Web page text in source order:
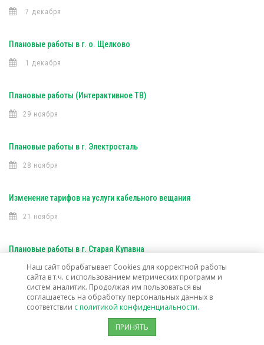
7 декабря
Плановые работы в г. о. Щелково
1 декабря
Плановые работы (Интерактивное ТВ)
29 ноября
Плановые работы в г. Электросталь
28 ноября
Изменение тарифов на услуги кабельного вещания
21 ноября
Плановые работы в г. Старая Купавна
16 ноября
Плановые работы (Интерактивное ТВ)
Наш сайт обрабатывает Cookies для корректной работы
сайта в т.ч. с использованием метрических программ и
систем аналитик. Продолжая им пользоваться вы
соглашаетесь на обработку персональных данных в
соответствии с политикой конфиденциальности.
ПРИНЯТЬ